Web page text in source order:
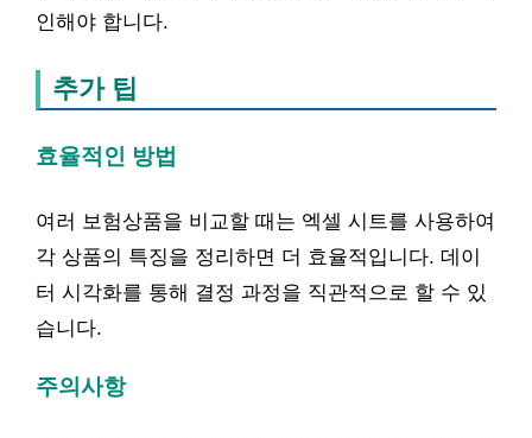
인해야 합니다.
추가 팁
효율적인 방법
여러 보험상품을 비교할 때는 엑셀 시트를 사용하여
각 상품의 특징을 정리하면 더 효율적입니다. 데이
터 시각화를 통해 결정 과정을 직관적으로 할 수 있
습니다.
주의사항